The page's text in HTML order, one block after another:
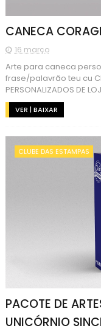
CANECA
16 março
Arte para caneca
frase/palavrão teu cu
PERSONALIZADOS DE
VER | BAIXAR
CLUBE DAS ESTAMPAS
PACOTE DE
UNICÓRNIO